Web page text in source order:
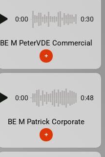
0:00 0:30
BE M PeterVDE Commercial
+
0:00 0:48
BE M Patrick Corporate
+